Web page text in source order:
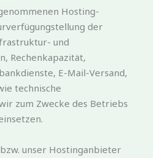
Hosting-
der
und
Rechenkapazität,
E-Mail-Versand,
technische
zum Zwecke des Betriebs
unser Hostinganbieter